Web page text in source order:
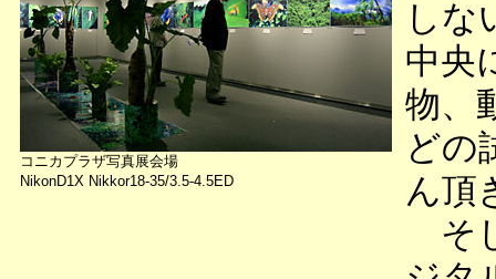
コニカプラザ写真展会場
NikonD1X Nikkor18-35/3.5-4.5ED
しな
中央
物、
どの
ん頂
そ